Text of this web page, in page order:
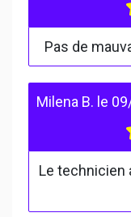
Pas de
Milena B. le
Le technicien